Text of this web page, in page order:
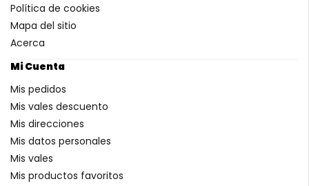
Política de cookies
Mapa del sitio
Acerca
Mi Cuenta
Mis pedidos
Mis vales descuento
Mis direcciones
Mis datos personales
Mis vales
Mis productos favoritos